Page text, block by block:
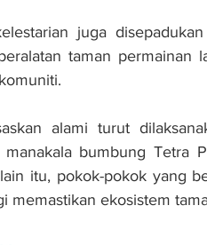
juga
taman permainan
alami turut
bumbung Tetra
itu, pokok-pokok yang
memastikan ekosistem